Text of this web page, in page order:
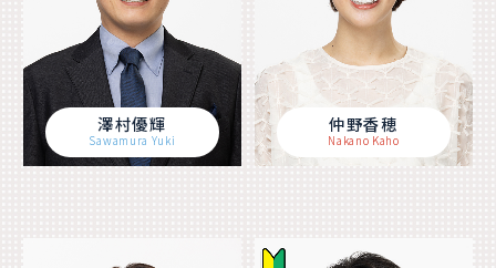
澤村優輝
Sawamura Yuki
仲野香穂
Nakano Kaho